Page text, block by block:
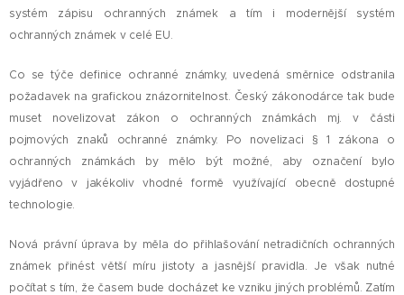
systém zápisu ochranných známek a tím i modernější systém
ochranných známek v celé EU.
Co se týče definice ochranné známky, uvedená směrnice odstranila
požadavek na grafickou znázornitelnost. Český zákonodárce tak bude
muset novelizovat zákon o ochranných známkách mj. v části
pojmových znaků ochranné známky. Po novelizaci § 1 zákona o
ochranných známkách by mělo být možné, aby označení bylo
vyjádřeno v jakékoliv vhodné formě využívající obecně dostupné
technologie.
Nová právní úprava by měla do přihlašování netradičních ochranných
známek přinést větší míru jistoty a jasnější pravidla. Je však nutné
počítat s tím, že časem bude docházet ke vzniku jiných problémů. Zatím